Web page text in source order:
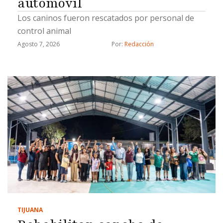
Los caninos fueron rescatados por personal de
control animal
Agosto 7, 2026 Por: Redacción
TIJUANA